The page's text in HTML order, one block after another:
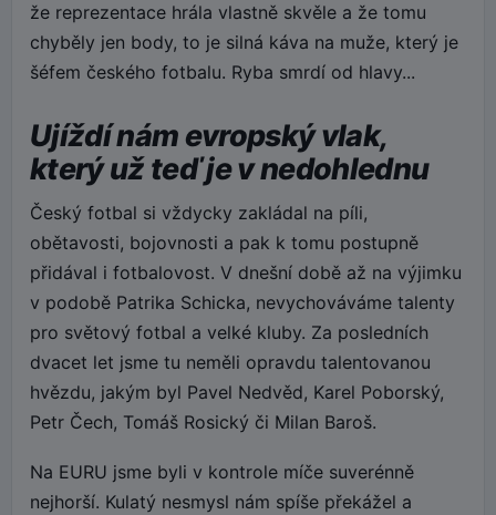
že reprezentace hrála vlastně skvěle a že tomu
chyběly jen body, to je silná káva na muže, který je
šéfem českého fotbalu. Ryba smrdí od hlavy...
Ujíždí nám evropský vlak,
který už teď je v nedohlednu
Český fotbal si vždycky zakládal na píli,
obětavosti, bojovnosti a pak k tomu postupně
přidával i fotbalovost. V dnešní době až na výjimku
v podobě Patrika Schicka, nevychováváme talenty
pro světový fotbal a velké kluby. Za posledních
dvacet let jsme tu neměli opravdu talentovanou
hvězdu, jakým byl Pavel Nedvěd, Karel Poborský,
Petr Čech, Tomáš Rosický či Milan Baroš.
Na EURU jsme byli v kontrole míče suverénně
nejhorší. Kulatý nesmysl nám spíše překážel a